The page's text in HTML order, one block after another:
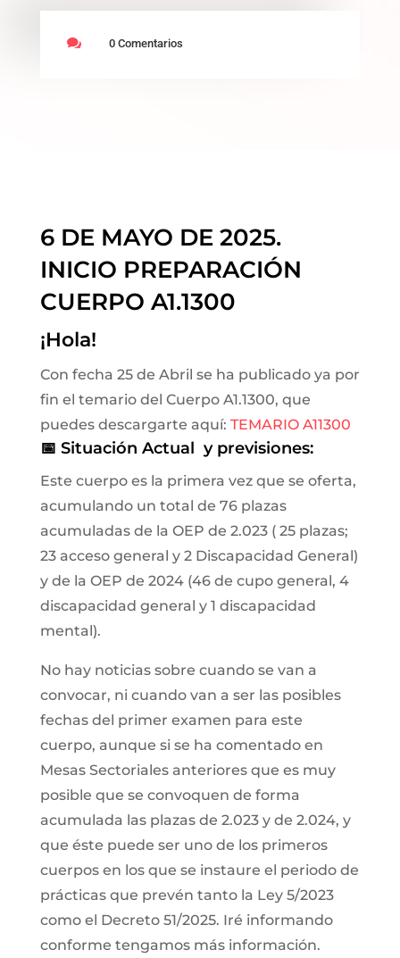
 0 Comentarios
6 DE MAYO DE 2025.
INICIO PREPARACIÓN
CUERPO A1.1300
¡Hola!
Con fecha 25 de Abril se ha publicado ya por
fin el temario del Cuerpo A1.1300, que
puedes descargarte aquí: TEMARIO A11300
📅 Situación Actual y previsiones:
Este cuerpo es la primera vez que se oferta,
acumulando un total de 76 plazas
acumuladas de la OEP de 2.023 ( 25 plazas;
23 acceso general y 2 Discapacidad General)
y de la OEP de 2024 (46 de cupo general, 4
discapacidad general y 1 discapacidad
mental).
No hay noticias sobre cuando se van a
convocar, ni cuando van a ser las posibles
fechas del primer examen para este
cuerpo, aunque si se ha comentado en
Mesas Sectoriales anteriores que es muy
posible que se convoquen de forma
acumulada las plazas de 2.023 y de 2.024, y
que éste puede ser uno de los primeros
cuerpos en los que se instaure el periodo de
prácticas que prevén tanto la Ley 5/2023
como el Decreto 51/2025. Iré informando
conforme tengamos más información.